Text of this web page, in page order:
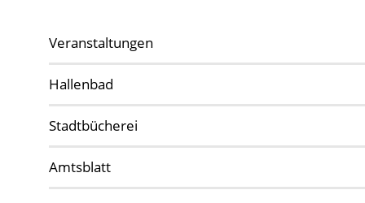
Veranstaltungen
Hallenbad
Stadtbücherei
Amtsblatt